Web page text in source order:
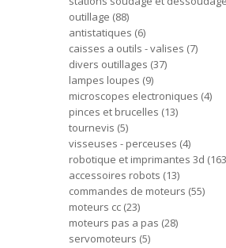
outillage 88
antistatiques 6
caisses a outils - valises 7
divers outillages 37
lampes loupes 9
microscopes electroniques 4
pinces et brucelles 13
tournevis 5
visseuses - perceuses 4
robotique et imprimantes 3d 163
accessoires robots 13
commandes de moteurs 55
moteurs cc 23
moteurs pas a pas 28
servomoteurs 5